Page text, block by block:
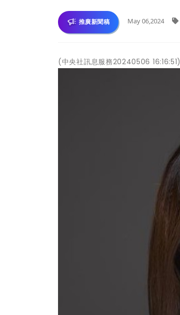
推廣新聞稿 May 06,2024
(中央社訊息服務20240506 16:16:51)